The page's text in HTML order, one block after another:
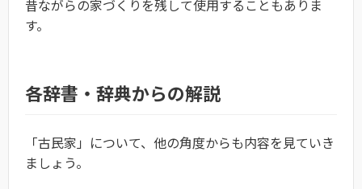
昔ながらの家づくりを残して使用することもありま
す。
各辞書・辞典からの解説
「古民家」について、他の角度からも内容を見ていき
ましょう。